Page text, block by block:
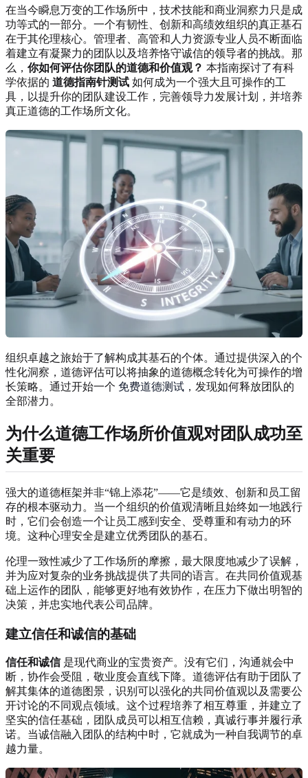
在当今瞬息万变的工作场所中，技术技能和商业洞察力只是成
功等式的一部分。一个有韧性、创新和高绩效组织的真正基石
在于其伦理核心。管理者、高管和人力资源专业人员不断面临
着建立有凝聚力的团队以及培养恪守诚信的领导者的挑战。那
么， 你如何评估你团队的道德和价值观？ 本指南探讨了有科
学依据的 道德指南针测试 如何成为一个强大且可操作的工
具，以提升你的团队建设工作，完善领导力发展计划，并培养
真正道德的工作场所文化。
组织卓越之旅始于了解构成其基石的个体。通过提供深入的个
性化洞察，道德评估可以将抽象的道德概念转化为可操作的增
长策略。通过开始一个 免费道德测试 ，发现如何释放团队的
全部潜力。
为什么道德工作场所价值观对团队成功至
关重要
强大的道德框架并非“锦上添花”——它是绩效、创新和员工留
存的根本驱动力。当一个组织的价值观清晰且始终如一地践行
时，它们会创造一个让员工感到安全、受尊重和有动力的环
境。这种心理安全是建立优秀团队的基石。
伦理一致性减少了工作场所的摩擦，最大限度地减少了误解，
并为应对复杂的业务挑战提供了共同的语言。在共同价值观基
础上运作的团队，能够更好地有效协作，在压力下做出明智的
决策，并忠实地代表公司品牌。
建立信任和诚信的基础
信任和诚信是现代商业的宝贵资产。没有它们，沟通就会中
断，协作会受阻，敬业度会直线下降。道德评估有助于团队了
解其集体的道德图景，识别可以强化的共同价值观以及需要公
开讨论的不同观点领域。这个过程培养了相互尊重，并建立了
坚实的信任基础，团队成员可以相互信赖，真诚行事并履行承
诺。当诚信融入团队的结构中时，它就成为一种自我调节的卓
越力量。